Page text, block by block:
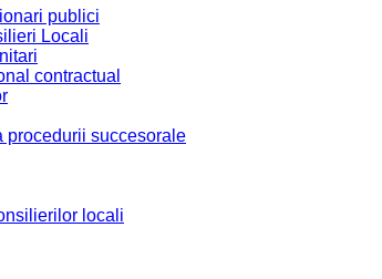
publici
Locali
contractual
procedurii succesorale
locali